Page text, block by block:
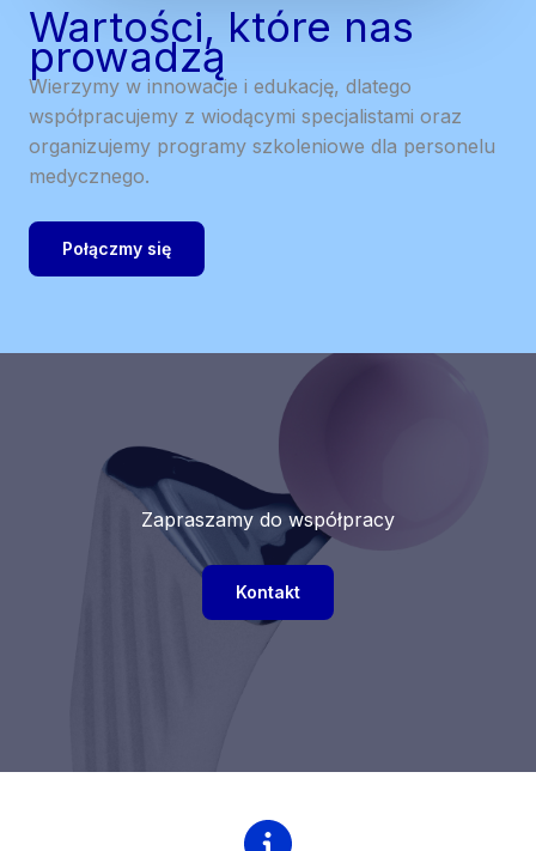
Wartości, które nas
prowadzą
Wierzymy w innowacje i edukację, dlatego
współpracujemy z wiodącymi specjalistami oraz
organizujemy programy szkoleniowe dla personelu
medycznego.
Połączmy się
Zapraszamy do współpracy
Kontakt